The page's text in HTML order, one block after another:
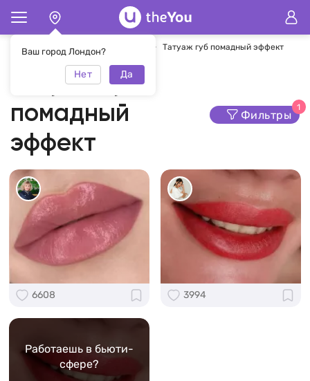
Ваш город Лондон?
Нет Да
Главная Перманентный макияж Татуаж губ помадный эффект
Татуаж губ
помадный
эффект
Фильтры
1
6608 3994
Работаешь в бьюти-
сфере?